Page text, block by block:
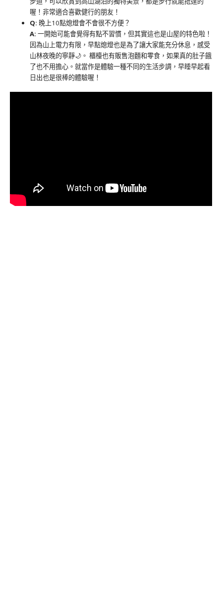
喔！非常適合喜歡健行的朋友！
Q: 晚上10點熄燈會不會很不方便？
A: 一開始可能會覺得有點不習慣，但其實這也是山屋的特色啦！
因為山上電力有限，早點熄燈也是為了讓大家能充分休息，感受
山林夜晚的寧靜🌙。 櫃檯也有販售泡麵和零食，如果真的肚子餓
了也不用擔心。就當作是體驗一種不同的生活步調，早睡早起看
日出也是很棒的體驗喔！